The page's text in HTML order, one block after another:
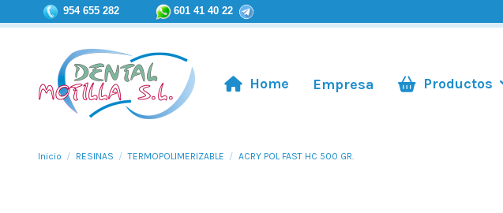
954 655 282 601 41 40 22
Home Empresa Productos
Inicio RESINAS TERMOPOLIMERIZABLE ACRY POL FAST HC 500 GR.